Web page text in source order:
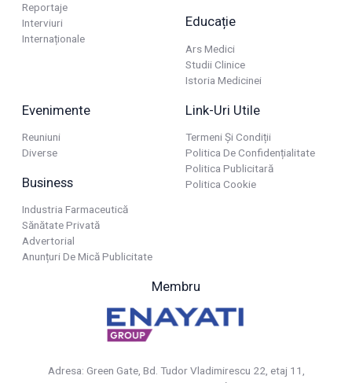
Reportaje
Interviuri
Internaționale
Educație
Ars Medici
Studii Clinice
Istoria Medicinei
Evenimente
Reuniuni
Diverse
Business
Industria Farmaceutică
Sănătate Privată
Advertorial
Anunțuri De Mică Publicitate
Link-Uri Utile
Termeni Și Condiții
Politica De Confidențialitate
Politica Publicitară
Politica Cookie
Membru
Adresa: Green Gate, Bd. Tudor Vladimirescu 22, etaj 11,